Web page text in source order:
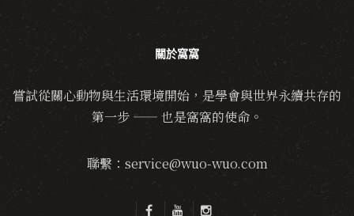
關於窩窩
嘗試從關心動物與生活環境開始，是學會與世界永續共存的
第一步 —— 也是窩窩的使命。
聯繫：service@wuo-wuo.com